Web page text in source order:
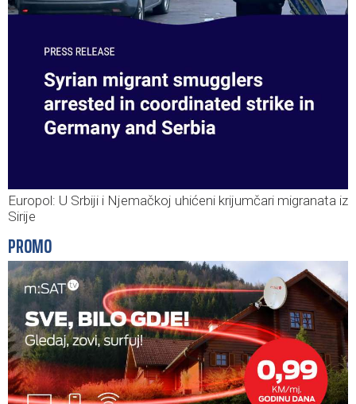
Europol: U Srbiji i Njemačkoj uhićeni krijumčari migranata iz
Sirije
PROMO